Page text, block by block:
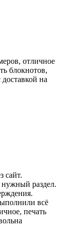
отличное
блокнотов,
на
сайт.
раздел.
всё
печать